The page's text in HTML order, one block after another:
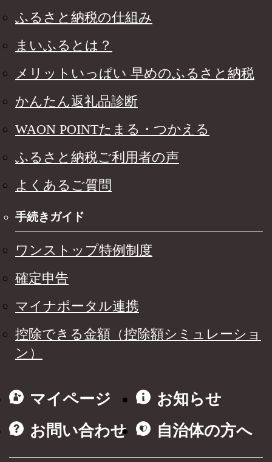
ふるさと納税の仕組み
まいふるとは？
メリットいっぱい 早めのふるさと納税
かんたん返礼品診断
WAON POINTたまる・つかえる
ふるさと納税ご利用者の声
よくあるご質問
手続きガイド
ワンストップ特例制度
確定申告
マイナポータル連携
控除できる金額（控除額シミュレーショ
ン）
マイページ
お知らせ
お問い合わせ
自治体の方へ